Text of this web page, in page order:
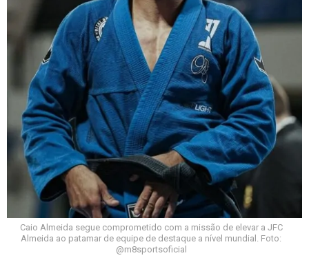
Caio Almeida segue comprometido com a missão de elevar a JFC
Almeida ao patamar de equipe de destaque a nível mundial. Foto:
@m8sportsoficial